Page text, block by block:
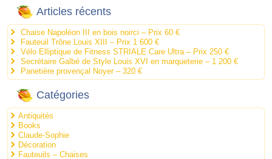
Articles récents
Chaise Napoléon III en bois noirci – Prix 60 €
Fauteuil Trône Louis XIII – Prix 1 600 €
Vélo Elliptique de Fitness STRIALE Care Ultra – Prix 250 €
Secrétaire Galbé de Style Louis XVI en marqueterie – 1 200 €
Panetière provençal Noyer – 320 €
Catégories
Antiquités
Books
Claude-Sophie
Décoration
Fauteuils – Chaises